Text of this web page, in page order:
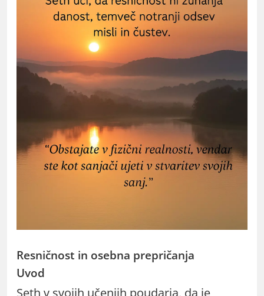
Resničnost in osebna prepričanja
Uvod
Seth v svojih učenjih poudarja, da je